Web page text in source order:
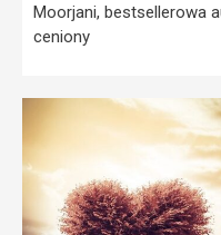
Moorjani, bestsellerowa
ceniony